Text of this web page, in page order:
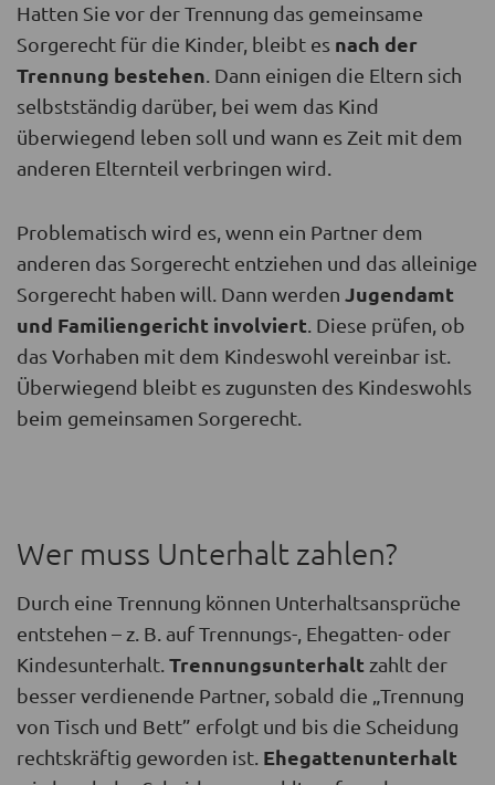
Hatten Sie vor der Trennung das gemeinsame
Sorgerecht für die Kinder, bleibt es nach der
Trennung bestehen. Dann einigen die Eltern sich
selbstständig darüber, bei wem das Kind
überwiegend leben soll und wann es Zeit mit dem
anderen Elternteil verbringen wird.
Problematisch wird es, wenn ein Partner dem
anderen das Sorgerecht entziehen und das alleinige
Sorgerecht haben will. Dann werden Jugendamt
und Familiengericht involviert. Diese prüfen, ob
das Vorhaben mit dem Kindeswohl vereinbar ist.
Überwiegend bleibt es zugunsten des Kindeswohls
beim gemeinsamen Sorgerecht.
Wer muss Unterhalt zahlen?
Durch eine Trennung können Unterhaltsansprüche
entstehen – z. B. auf Trennungs-, Ehegatten- oder
Kindesunterhalt. Trennungsunterhalt zahlt der
besser verdienende Partner, sobald die „Trennung
von Tisch und Bett” erfolgt und bis die Scheidung
rechtskräftig geworden ist. Ehegattenunterhalt